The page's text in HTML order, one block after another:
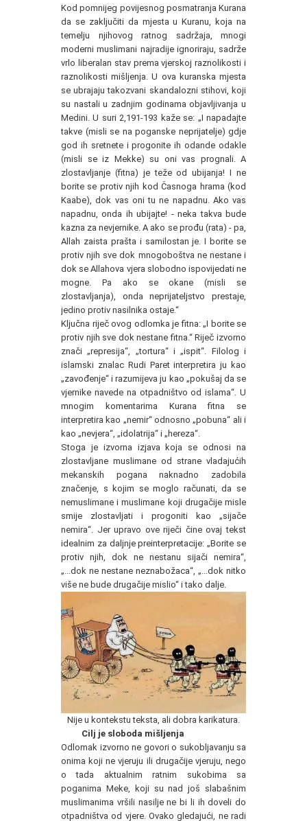
Kod pomnijeg povijesnog posmatranja Kurana
da se zaključiti da mjesta u Kuranu, koja na
temelju njihovog ratnog sadržaja, mnogi
moderni muslimani najradije ignoriraju, sadrže
vrlo liberalan stav prema vjerskoj raznolikosti i
raznolikosti mišljenja. U ova kuranska mjesta
se ubrajaju takozvani skandalozni stihovi, koji
su nastali u zadnjim godinama objavljivanja u
Medini. U suri 2,191-193 kaže se: „I napadajte
takve (misli se na poganske neprijatelje) gdje
god ih sretnete i progonite ih odande odakle
(misli se iz Mekke) su oni vas prognali. A
zlostavljanje (fitna) je teže od ubijanja! I ne
borite se protiv njih kod Časnoga hrama (kod
Kaabe), dok vas oni tu ne napadnu. Ako vas
napadnu, onda ih ubijajte! - neka takva bude
kazna za nevjernike. A ako se prođu (rata) - pa,
Allah zaista prašta i samilostan je. I borite se
protiv njih sve dok mnogoboštva ne nestane i
dok se Allahova vjera slobodno ispovijedati ne
mogne. Pa ako se okane (misli se
zlostavljanja), onda neprijateljstvo prestaje,
jedino protiv nasilnika ostaje.“
Ključna riječ ovog odlomka je fitna: „I borite se
protiv njih sve dok nestane fitna.“ Riječ izvorno
znači „represija“, „tortura“ i „ispit“. Filolog i
islamski znalac Rudi Paret interpretira ju kao
„zavođenje“ i razumijeva ju kao „pokušaj da se
vjernike navede na otpadništvo od islama“. U
mnogim komentarima Kurana fitna se
interpretira kao „nemir“ odnosno „pobuna“ ali i
kao „nevjera“, „idolatrija“ i „hereza“.
Stoga je izvorna izjava koja se odnosi na
zlostavljane muslimane od strane vladajućih
mekanskih pogana naknadno zadobila
značenje, s kojim se moglo računati, da se
nemuslimane i muslimane koji drugačije misle
smije zlostavljati i progoniti kao „sijače
nemira“. Jer upravo ove riječi čine ovaj tekst
idealnim za daljnje preinterpretacije: „Borite se
protiv njih, dok ne nestanu sijači nemira“,
„...dok ne nestane neznabožaca“, „...dok nitko
više ne bude drugačije mislio“ i tako dalje.
Nije u kontekstu teksta, ali dobra karikatura.
Cilj je sloboda mišljenja
Odlomak izvorno ne govori o sukobljavanju sa
onima koji ne vjeruju ili drugačije vjeruju, nego
o tada aktualnim ratnim sukobima sa
poganima Meke, koji su nad još slabašnim
muslimanima vršili nasilje ne bi li ih doveli do
otpadništva od vjere. Ovako gledajući, ne radi